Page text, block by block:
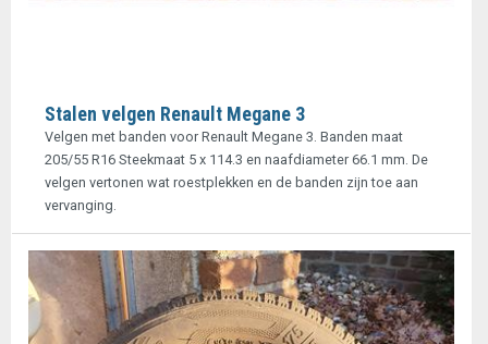
Stalen velgen Renault Megane 3
Velgen met banden voor Renault Megane 3. Banden maat
205/55 R16 Steekmaat 5 x 114.3 en naafdiameter 66.1 mm. De
velgen vertonen wat roestplekken en de banden zijn toe aan
vervanging.